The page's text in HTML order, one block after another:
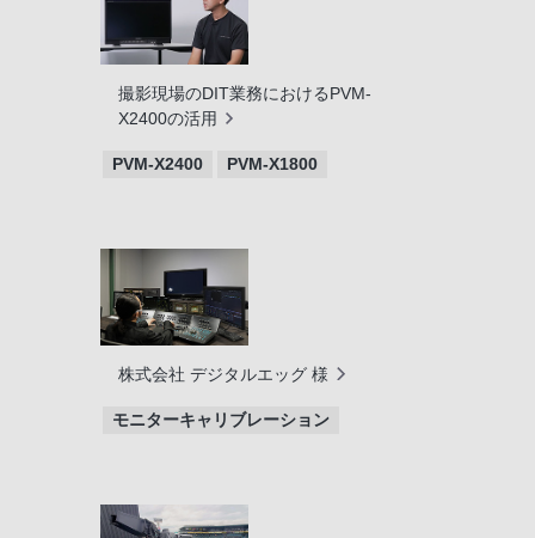
撮影現場のDIT業務におけるPVM-
X2400の活用
PVM-X2400 PVM-X1800
株式会社 デジタルエッグ 様
モニターキャリブレーション